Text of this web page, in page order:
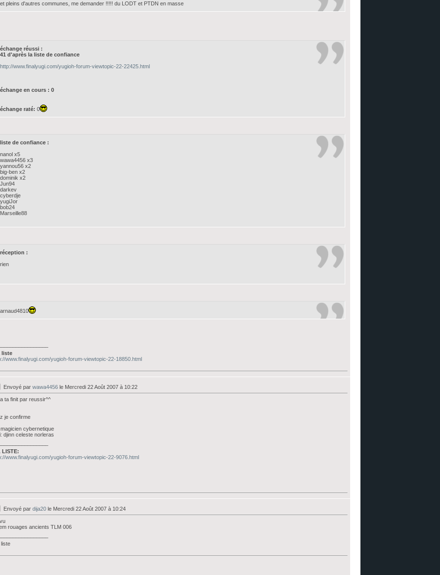
et pleins d'autres communes, me demander !!!!! du LODT et PTDN en masse
échange réussi :
41 d'après la liste de confiance
http://www.finalyugi.com/yugioh-forum-viewtopic-22-22425.html
échange en cours : 0
échange raté: 0
liste de confiance :
nanol x5
wawa4456 x3
yannou56 x2
big-ben x2
dominik x2
Jun94
darkev
cyberdje
yugiJor
bob24
Marseille88
réception :
rien
arnaud4810
liste
www.finalyugi.com/yugioh-forum-viewtopic-22-18850.html
Envoyé par wawa4456 le Mercredi 22 Août 2007 à 10:22
ta finit par reussir^^
je confirme
cybernetique
djinn celeste norleras
LISTE:
www.finalyugi.com/yugioh-forum-viewtopic-22-9076.html
Envoyé par dija20 le Mercredi 22 Août 2007 à 10:24
rouages ancients TLM 006
liste